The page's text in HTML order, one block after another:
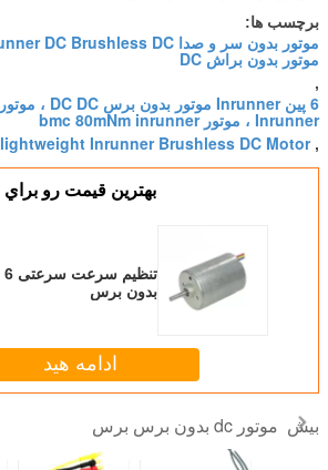
برچسب ها:
موتور بدون براش DC
,
Inrunner ، موتور bmc 80mNm inrunner
,
lightweight Inrunner Brushless DC Motor
بهترين قيمت رو براي
بدون برس
ادامه هید
بیش موتور dc بدون برس برس